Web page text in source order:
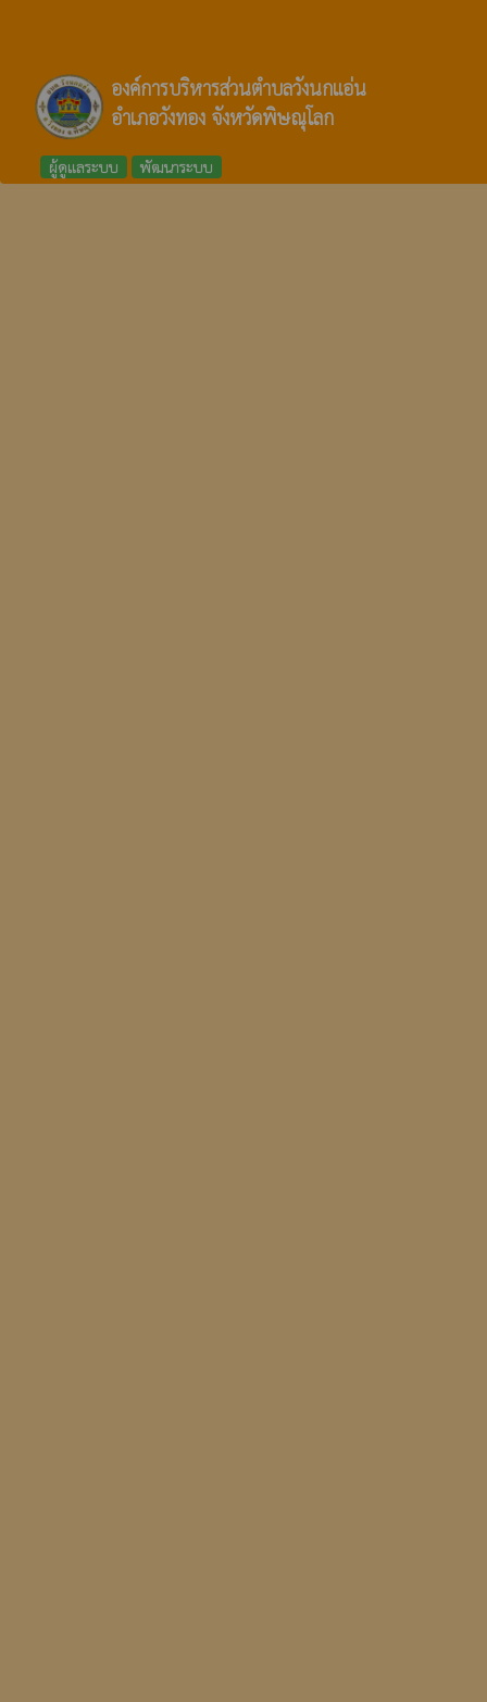
องค์การบริหารส่วนตำบลวังนกแอ่น
อำเภอวังทอง จังหวัดพิษณุโลก
ผู้ดูแลระบบ พัฒนาระบบ